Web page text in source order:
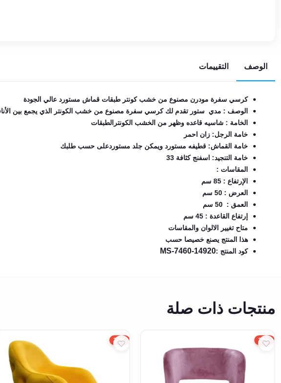
EN
تسجيل
الدخول
اشترك
الآن
الوصف التقييمات
كرسي سفرة مودرن مصنوع من خشب كونتر طبقات قماش مستورد عالي الجودة
الوصف : مدي ستور تقدم لك كرسي سفرة مصنوع من خشب الكونتر الذي يجمع بين
الخامة : شاسيه قاعده وظهر من الخشب الكونترالطبقات
خامة الرجل: زان احمر
خامة القماش: قطيفه مستورد ويمكن جلد مستوردعلى حسب طلبك
خامة التنجيد: اسفنج كثافة 33
المقاسات :
الإرتفاع : 85 سم
العرض : 50 سم
العمق : 50 سم
إرتفاع القاعدة : 45 سم
متاح تغيير الالوان والمقاسات
هذا المنتج يصنع خصيصا حسب
كود المنتج :MS-7460-14920
منتجات ذات صلة
20%
20%